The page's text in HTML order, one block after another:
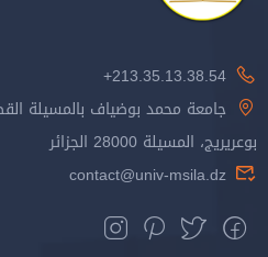
213.35.13.38.54+
جامعة محمد بوضياف بالمسيلة
بوعريريج، المسيلة 28000 الجزائر
contact@univ-msila.dz